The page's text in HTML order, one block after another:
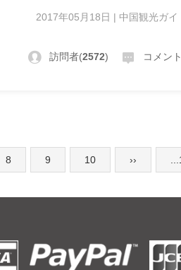
2017年05月18日 | 中国観光ガイ
訪問者(2572) コメン
8 9 10 ››